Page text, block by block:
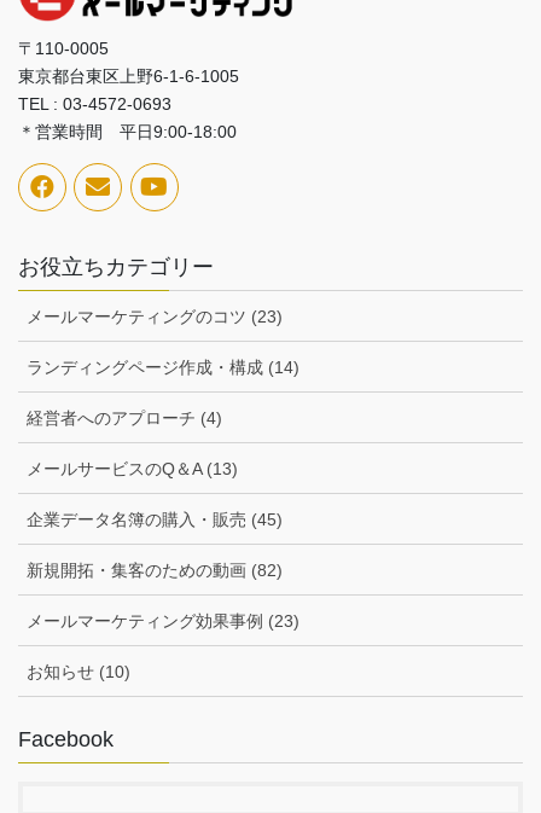
〒110-0005
東京都台東区上野6-1-6-1005
TEL : 03-4572-0693
＊営業時間 平日9:00-18:00
お役立ちカテゴリー
メールマーケティングのコツ (23)
ランディングページ作成・構成 (14)
経営者へのアプローチ (4)
メールサービスのQ＆A (13)
企業データ名簿の購入・販売 (45)
新規開拓・集客のための動画 (82)
メールマーケティング効果事例 (23)
お知らせ (10)
Facebook